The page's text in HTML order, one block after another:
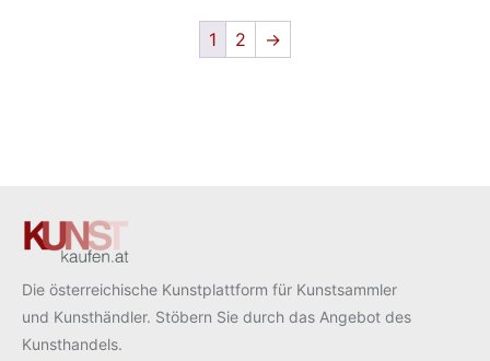
1 2 →
Die österreichische Kunstplattform für Kunstsammler
und Kunsthändler. Stöbern Sie durch das Angebot des
Kunsthandels.